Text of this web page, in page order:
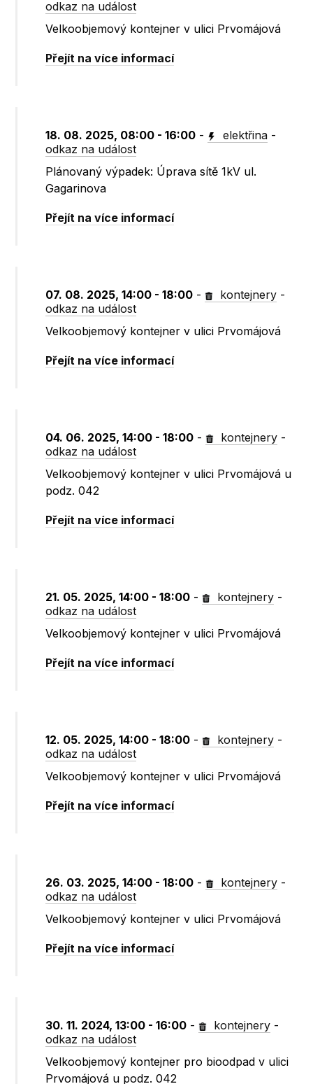
odkaz na událost
Velkoobjemový kontejner v ulici Prvomájová
Přejít na více informací
18. 08. 2025, 08:00 - 16:00 - elektřina -
odkaz na událost
Plánovaný výpadek: Úprava sítě 1kV ul.
Gagarinova
Přejít na více informací
07. 08. 2025, 14:00 - 18:00 - kontejnery -
odkaz na událost
Velkoobjemový kontejner v ulici Prvomájová
Přejít na více informací
04. 06. 2025, 14:00 - 18:00 - kontejnery -
odkaz na událost
Velkoobjemový kontejner v ulici Prvomájová u
podz. 042
Přejít na více informací
21. 05. 2025, 14:00 - 18:00 - kontejnery -
odkaz na událost
Velkoobjemový kontejner v ulici Prvomájová
Přejít na více informací
12. 05. 2025, 14:00 - 18:00 - kontejnery -
odkaz na událost
Velkoobjemový kontejner v ulici Prvomájová
Přejít na více informací
26. 03. 2025, 14:00 - 18:00 - kontejnery -
odkaz na událost
Velkoobjemový kontejner v ulici Prvomájová
Přejít na více informací
30. 11. 2024, 13:00 - 16:00 - kontejnery -
odkaz na událost
Velkoobjemový kontejner pro bioodpad v ulici
Prvomájová u podz. 042